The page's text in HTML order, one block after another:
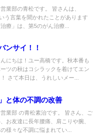
業部の青松です。 皆さんは、
う言葉を聞かれたことがあります
療」は、第5のがん治療...
ンサイ！！
にちは！ユー高橋です。秋本番も
ツの秋はコシラックを着けてエン
さて本日は、うれしいメー...
と体の不調の改善
業部 の青松素治です。 皆さん、ご
お友達に長年腰痛、肩こりや腕、
様々な不調に悩まれてい...